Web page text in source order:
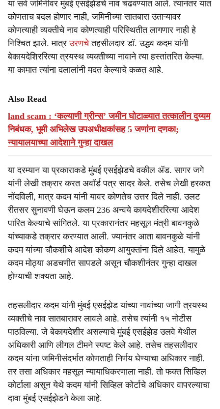
या सर्व जमिनीवर मुंबई एसईझेडचे नाव चढवण्यात आले. त्यानंतर यात
कोणताच बदल होणार नाही, जमिनीच्या सातबारा उताऱ्यावर
कोणत्याही व्यक्तीचे नाव कोणत्याही परिस्थितीत लागणार नाही हे
निश्चित झाले. मात्रउरणचेतहसीलदार डॉ. उद्धव कदम यांनी
बेकायदेशिररित्या त्रयस्थ व्यक्तीच्या नावाने त्या हस्तांतरित केल्या.
या कामात त्यांना दलालांनी मदत केल्याचे कळत आहे.
Also Read
land scam : ‘कल्याणी ग्रीन्स’ जमीन घोटाळ्यात तत्कालीन दुय्यम
निबंधक, भूमी अभिलेख उपअधीक्षकांसह 5 जणांना दणका;
न्यायालयाच्या आदेशाने गुन्हा दाखल
या दरम्यान या प्रकाराकडे मुंबई एसईझेडचे वकील ॲड. सागर जगे
यांनी लेखी तक्रार करत अवॉर्ड पत्र सादर केले. तसेच लेखी हरकत
नोंदविली, मात्र कदम यांनी यावर कोणतेच उत्तर दिले नाही. उलट
रीतसर सुनावणी घेऊन कलम 236 अन्वये कायदेशीररित्या आदेश
पारित केल्याचे सांगितले. या प्रकारानंतर महसूल मंत्री बावनकुळे
यांच्याकडे तक्रार करण्यात आली. ज्यानंतर आता बावनकुळे यांनी
कदम यांच्या चौकशीचे आदेश कोकण आयुक्तांना दिले आहेत. यामुळे
कदम मोठ्या अडचणीत सापडले असून चौकशीनंतर गुन्हा दाखल
होण्याची शक्यता आहे.
तहसलीदार कदम यांनी मुंबई एसईझेड यांच्या नावांच्या जागी त्रयस्थ
व्यक्तीचे नाव सातबारावर लावले आहे. तसेच त्यांनी १५ नोटीस
पाठविल्या. जे बेकायदेशीर असल्याचे मुंबई एसईझेड उलवे येथील
अधिकारी आणि लीगल टीमने स्पष्ट केले आहे. तसेच तहसलीदार
कदम यांना जमिनीसंदर्भात कोणताही निर्णय घेण्याचा अधिकार नाही.
तर तसा अधिकार महसूल न्यायाधिकरणाला नाही. तो फक्त सिव्हिल
कोर्टाला असून येथे कदम यांनी सिव्हिल कोर्टाचे अधिकार वापरल्याचा
दावा मुंबई एसईझेडने केला आहे.